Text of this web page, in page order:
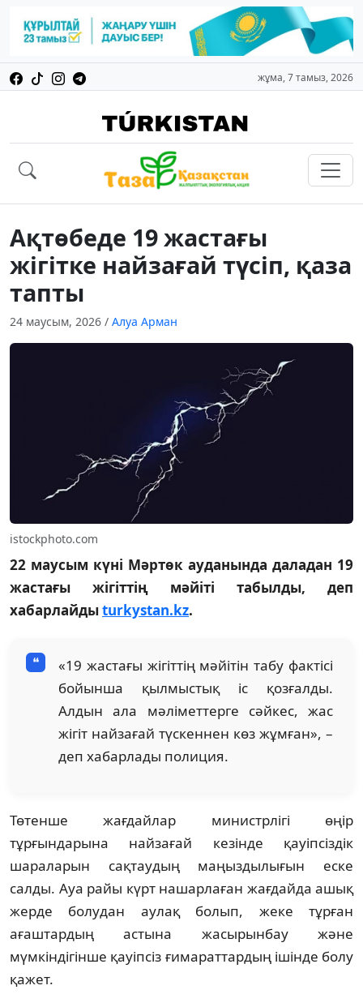
жұма, 7 тамыз, 2026
Ақтөбеде 19 жастағы
жігітке найзағай түсіп, қаза
тапты
24 маусым, 2026 / Алуа Арман
istockphoto.com
22 маусым күні Мәртөк ауданында даладан 19
жастағы жігіттің мәйіті табылды, деп
хабарлайдыturkystan.kz.
«19 жастағы жігіттің мәйітін табу фактісі
бойынша қылмыстық іс қозғалды.
Алдын ала мәліметтерге сәйкес, жас
жігіт найзағай түскеннен көз жұмған», –
деп хабарлады полиция.
Төтенше жағдайлар министрлігі өңір
тұрғындарына найзағай кезінде қауіпсіздік
шараларын сақтаудың маңыздылығын еске
салды. Ауа райы күрт нашарлаған жағдайда ашық
жерде болудан аулақ болып, жеке тұрған
ағаштардың астына жасырынбау және
мүмкіндігінше қауіпсіз ғимараттардың ішінде болу
қажет.